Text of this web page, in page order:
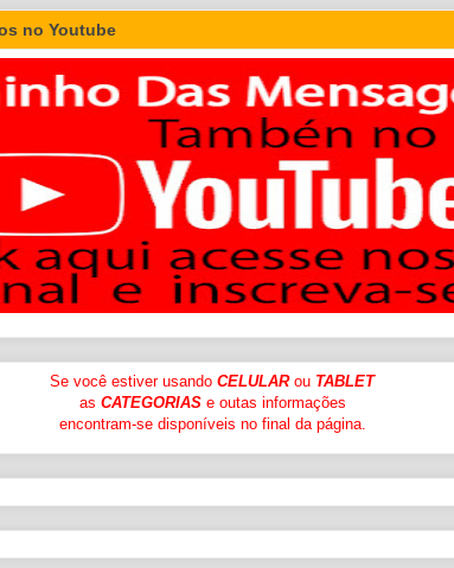
no Youtube
Se você estiver usando CELULARou TABLET
as CATEGORIASe outas informações
encontram-se disponíveis no final da página.